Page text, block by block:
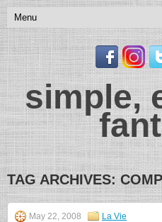
simple,
TAG ARCHIVES:
May 22, 2008 La Vie